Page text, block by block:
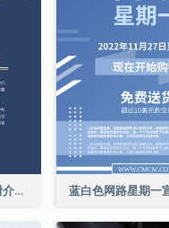
圣诞活动巡礼宣传单张(附介绍) 蓝白色网路星期一